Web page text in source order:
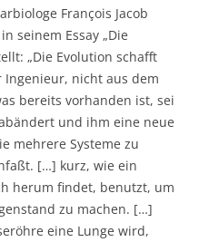
François Jacob
seinem Essay „Die
„Die Evolution schafft
nicht aus dem
bereits vorhanden ist, sei
und ihm eine neue
mehrere Systeme zu
[…] kurz, wie ein
herum findet, benutzt, um
zu machen. […]
eine Lunge wird,